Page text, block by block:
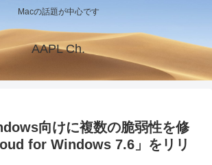
Macの話題が中心です
AAPL Ch.
向けに複数の脆弱性を修
for Windows 7.6」をリリ